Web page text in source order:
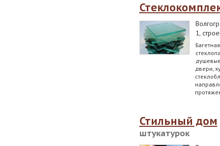
1,
двери,
Стильный дом
штукатурок